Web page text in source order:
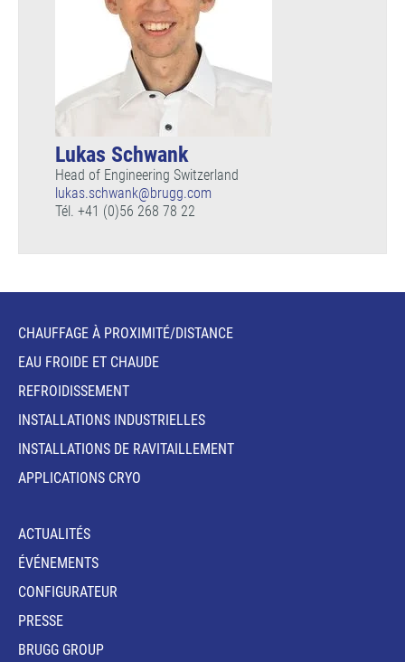
Lukas Schwank
Head of Engineering Switzerland
lukas.schwank@brugg.com
Tél. +41 (0)56 268 78 22
CHAUFFAGE À PROXIMITÉ/DISTANCE
EAU FROIDE ET CHAUDE
REFROIDISSEMENT
INSTALLATIONS INDUSTRIELLES
INSTALLATIONS DE RAVITAILLEMENT
APPLICATIONS CRYO
ACTUALITÉS
ÉVÉNEMENTS
CONFIGURATEUR
PRESSE
BRUGG GROUP